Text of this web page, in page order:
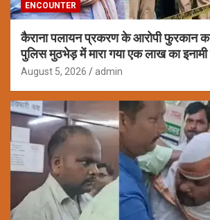
ENCOUNTER
कैराना पलायन प्रकरण के आरोपी फुरकान
पुलिस मुठभेड़ में मारा गया एक लाख का
August 5, 2026 admin